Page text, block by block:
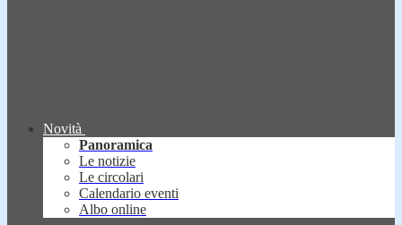
Novità
Panoramica
Le notizie
Le circolari
Calendario eventi
Albo online